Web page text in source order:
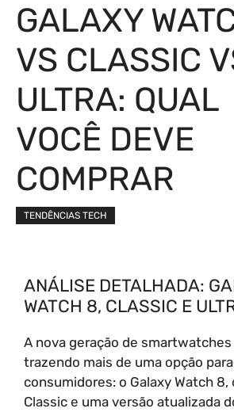
GALAXY
VS CLASSIC
ULTRA: QUAL
VOCÊ DEVE
COMPRAR
TENDÊNCIAS TECH
ANÁLISE DETALHADA:
WATCH 8, CLASSIC E
A nova geração de smartwatches
trazendo mais de uma opção
consumidores: o Galaxy Watch 8,
Classic e uma versão atualizada